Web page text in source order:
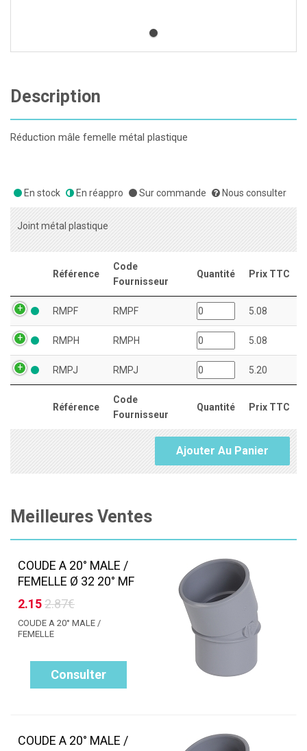
Description
Réduction mâle femelle métal plastique
En stock En réappro Sur commande Nous consulter
Joint métal plastique
Référence
Code
Fournisseur
Quantité Prix TTC
Référence
Code
Fournisseur
Quantité Prix TTC
RMPF RMPF 5.08
RMPH RMPH 5.08
RMPJ RMPJ 5.20
Ajouter Au Panier
Meilleures Ventes
COUDE A 20° MALE /
FEMELLE Ø 32 20° MF
2.152.87€
COUDE A 20° MALE /
FEMELLE
Consulter
COUDE A 20° MALE /